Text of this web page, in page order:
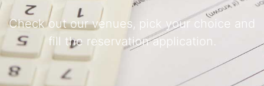
Check out our venues, pick your choice and
fill the reservation application.